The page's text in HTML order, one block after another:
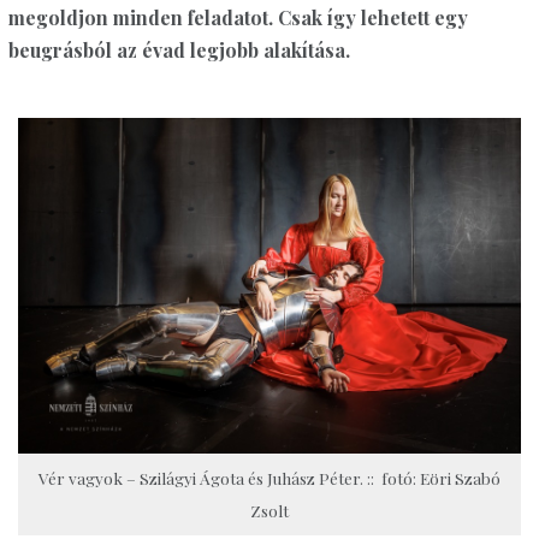
megoldjon minden feladatot. Csak így lehetett egy
beugrásból az évad legjobb alakítása.
Vér vagyok – Szilágyi Ágota és Juhász Péter. :: fotó: Eöri Szabó
Zsolt